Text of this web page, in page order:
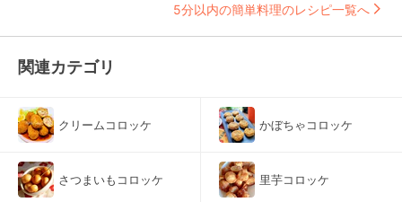
5分以内の簡単料理のレシピ一覧へ
関連カテゴリ
クリームコロッケ かぼちゃコロッケ
さつまいもコロッケ 里芋コロッケ